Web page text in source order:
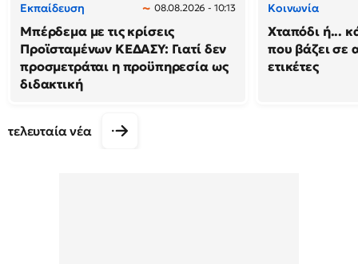
Εκπαίδευση 08.08.2026 - 10:13
Μπέρδεμα με τις κρίσεις
Προϊσταμένων ΚΕΔΑΣΥ: Γιατί δεν
προσμετράται η προϋπηρεσία ως
διδακτική
Κοινωνία
Χταπόδι ή...
που βάζει σε
ετικέτες
τελευταία νέα